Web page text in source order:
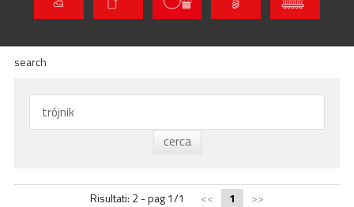
NASZE HISTORIE
ACADEMY
NAJWAŻNIEJSZE MOMENTY
POBIERANIE
search
Risultati: 2 - pag 1/1 << 1 >>